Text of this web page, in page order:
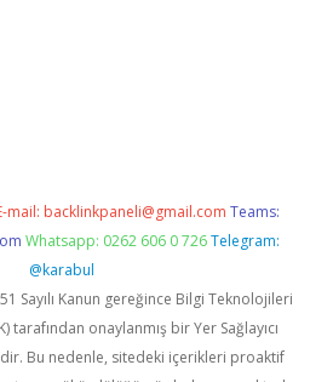
mail: backlinkpaneli@gmail.com Teams:
Whatsapp: 0262 606 0 726 Telegram:
@karabul
Sayılı Kanun gereğince Bilgi Teknolojileri
tarafından onaylanmış bir Yer Sağlayıcı
Bu nedenle, sitedeki içerikleri proaktif